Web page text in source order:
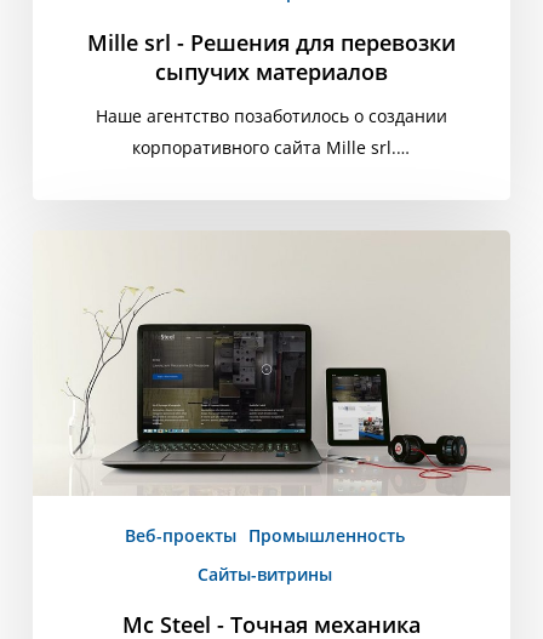
Mille srl - Решения для перевозки
сыпучих материалов
Наше агентство позаботилось о создании
корпоративного сайта Mille srl.…
Точная
механика
Веб-проекты Промышленность
Сайты-витрины
Mc Steel - Точная механика